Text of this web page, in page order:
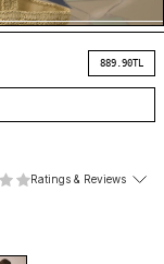
889.90TL
Ratings & Reviews